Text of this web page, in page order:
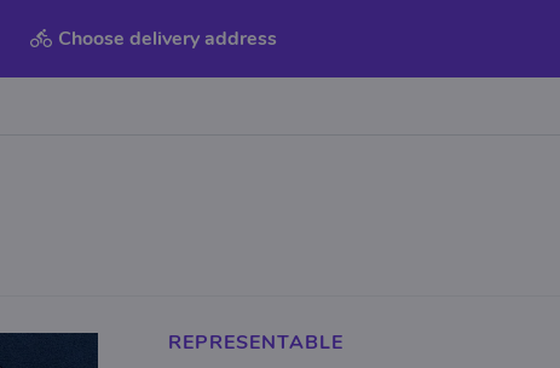
Choose delivery address
REPRESENTABLE